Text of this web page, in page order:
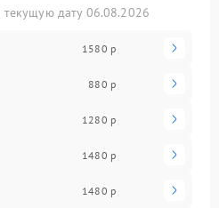
дату 06.08.2026
1580 р
880 р
1280 р
1480 р
1480 р